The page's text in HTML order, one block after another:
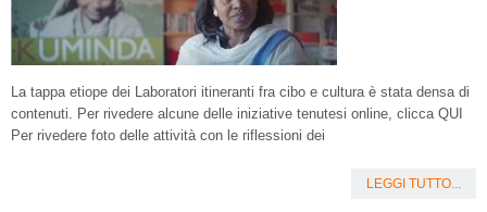
La tappa etiope dei Laboratori itineranti fra cibo e cultura è stata densa di
contenuti. Per rivedere alcune delle iniziative tenutesi online, clicca QUI
Per rivedere foto delle attività con le riflessioni dei
LEGGI TUTTO...